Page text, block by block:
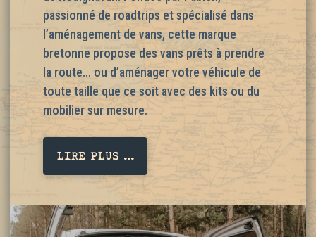
passionné de roadtrips et spécialisé dans
l’aménagement de vans, cette marque
bretonne propose des vans prêts à prendre
la route… ou d’aménager votre véhicule de
toute taille que ce soit avec des kits ou du
mobilier sur mesure.
LIRE PLUS ...